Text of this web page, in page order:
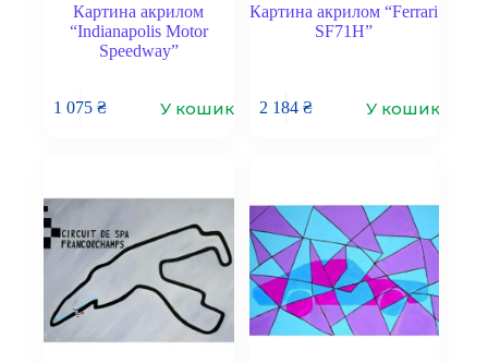
Картина акрилом
“Indianapolis Motor
Speedway”
1 075₴ У кошик
Картина акрилом “Ferrari
SF71H”
2 184 ₴ У кошик